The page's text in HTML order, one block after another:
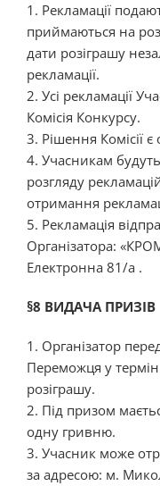
1. Рекламації
приймаються на
дати розіграшу
рекламації.
2. Усі рекламації
Комісія Конкурсу.
3. Рішення Комісії
4. Учасникам
розгляду
отримання
5. Рекламація
Організатора:
Електронна 81/а .
§8 ВИДАЧА ПРИЗІВ
1. Організатор
Переможця у
розіграшу.
2. Під призом
одну гривню.
3. Учасник може
за адресою: м.